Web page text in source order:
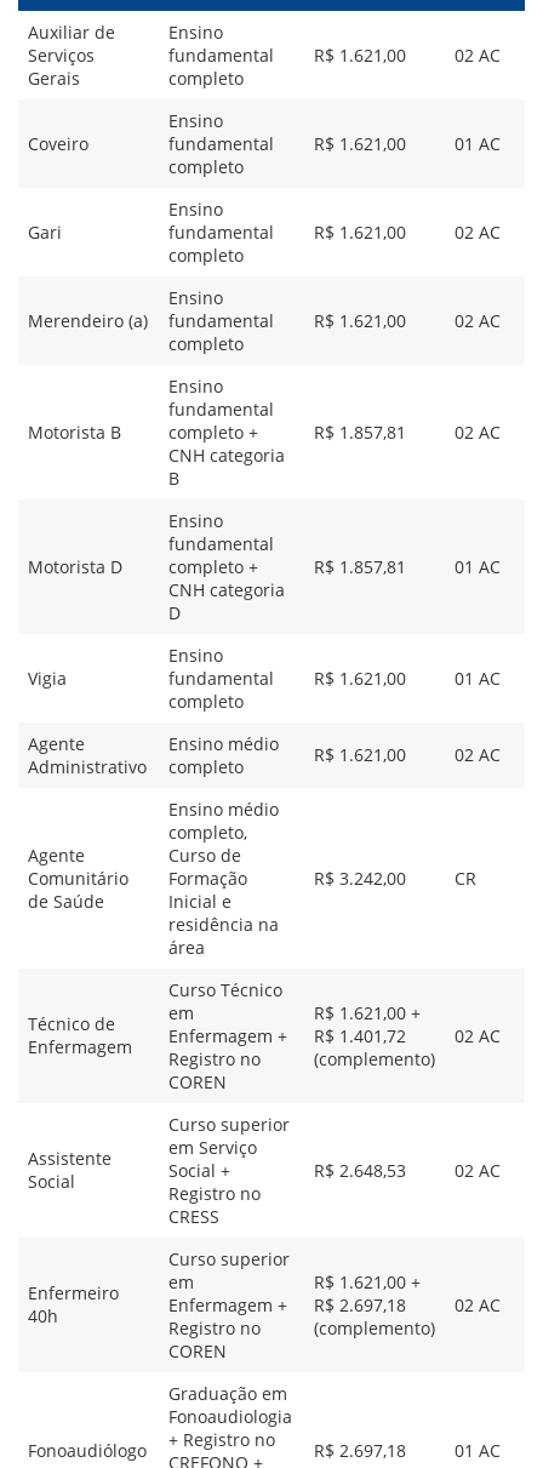
Auxiliar de
Serviços
Gerais
Ensino
fundamental
completo
R$ 1.621,00 02 AC
Coveiro
Ensino
fundamental
completo
R$ 1.621,00 01 AC
Gari
Ensino
fundamental
completo
R$ 1.621,00 02 AC
Merendeiro (a)
Ensino
fundamental
completo
R$ 1.621,00 02 AC
Motorista B
Ensino
fundamental
completo +
CNH categoria
B
R$ 1.857,81 02 AC
Motorista D
Ensino
fundamental
completo +
CNH categoria
D
R$ 1.857,81 01 AC
Vigia
Ensino
fundamental
completo
R$ 1.621,00 01 AC
Agente
Administrativo
Ensino médio
completo
R$ 1.621,00 02 AC
Agente
Comunitário
de Saúde
Ensino médio
completo,
Curso de
Formação
Inicial e
residência na
área
R$ 3.242,00 CR
Técnico de
Enfermagem
Curso Técnico
em
Enfermagem +
Registro no
COREN
R$ 1.621,00 +
R$ 1.401,72
(complemento)
02 AC
Assistente
Social
Curso superior
em Serviço
Social +
Registro no
CRESS
R$ 2.648,53 02 AC
Enfermeiro
40h
Curso superior
em
Enfermagem +
Registro no
COREN
R$ 1.621,00 +
R$ 2.697,18
(complemento)
02 AC
Fonoaudiólogo
Graduação em
Fonoaudiologia
+ Registro no
CREFONO +
R$ 2.697,18 01 AC